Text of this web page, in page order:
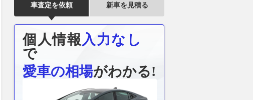
車査定を依頼 新車を見積る
個人情報 入力なし
で
愛車の相場がわかる!